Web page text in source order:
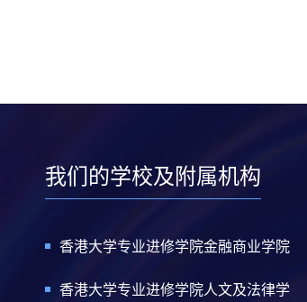
我们的学校及附属机构
香港大学专业进修学院金融商业学院
香港大学专业进修学院人文及法律学